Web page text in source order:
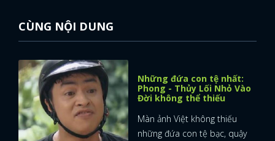
CÙNG NỘI DUNG
Những đứa con tệ nhất:
Phong - Thủy Lối Nhỏ Vào
Đời không thể thiếu
Màn ảnh Việt không thiếu
những đứa con tệ bạc, quậy